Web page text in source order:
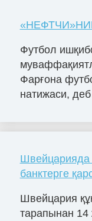
Футбол
Фарғона
натижаси,
Швейцарияда
банктерге
Швейцария
тарапынан